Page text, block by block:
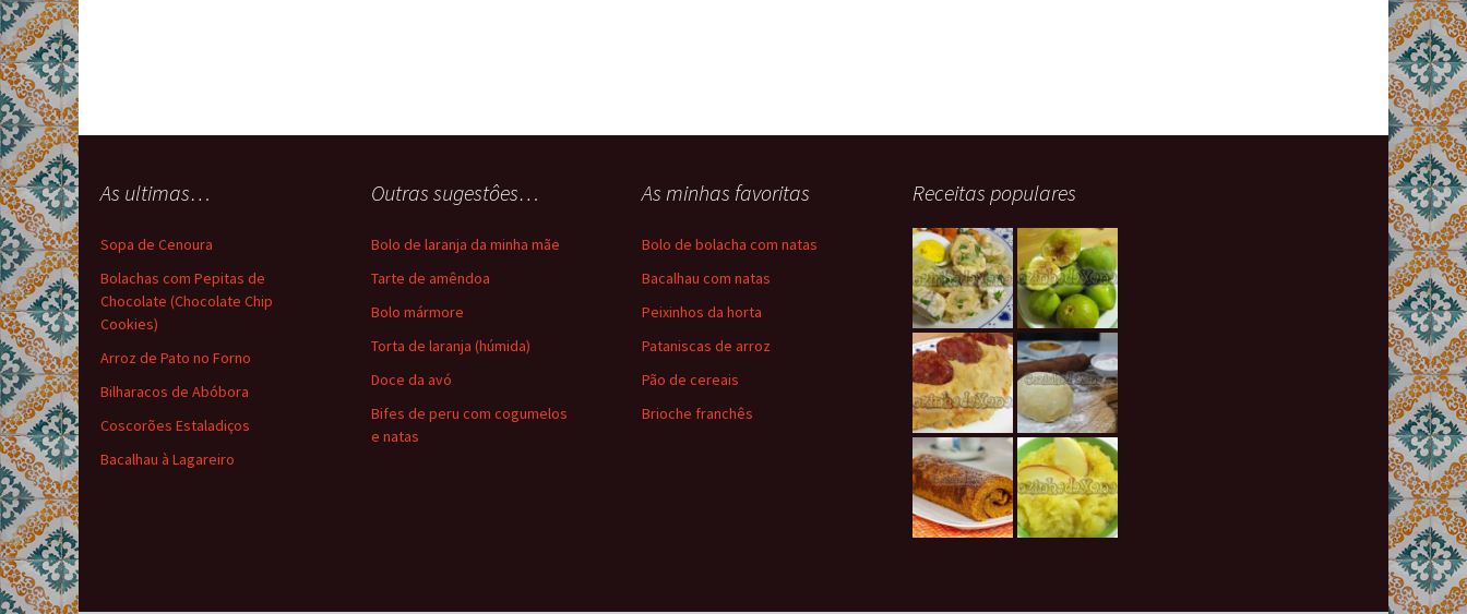
As ultimas…
Sopa de Cenoura
Bolachas com Pepitas de
Chocolate (Chocolate Chip
Cookies)
Arroz de Pato no Forno
Bilharacos de Abóbora
Coscorões Estaladiços
Bacalhau à Lagareiro
Outras sugestôes…
Bolo de laranja da minha mãe
Tarte de amêndoa
Bolo mármore
Torta de laranja (húmida)
Doce da avó
Bifes de peru com cogumelos
e natas
As minhas favoritas
Bolo de bolacha com natas
Bacalhau com natas
Peixinhos da horta
Pataniscas de arroz
Pão de cereais
Brioche franchês
Receitas populares